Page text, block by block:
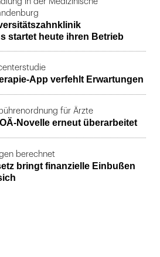
startet heute ihren Betrieb
App verfehlt Erwartungen
für Ärzte
Novelle erneut überarbeitet
berechnet
bringt finanzielle Einbußen